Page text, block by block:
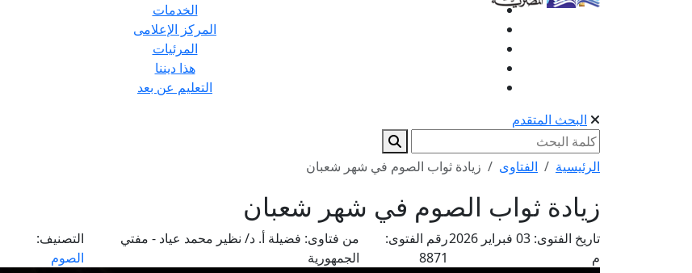
الخدمات
المركز الإعلامى
المرئيات
هذا ديننا
التعليم عن بعد
البحث المتقدم
الرئيسية الفتاوى زيادة ثواب الصوم في شهر شعبان
زيادة ثواب الصوم في شهر شعبان
تاريخ الفتوى:
03 فبراير 2026
م
رقم الفتوى:
8871
من فتاوى: فضيلة أ. د/ نظير محمد عياد - مفتي
الجمهورية
التصنيف:
الصوم